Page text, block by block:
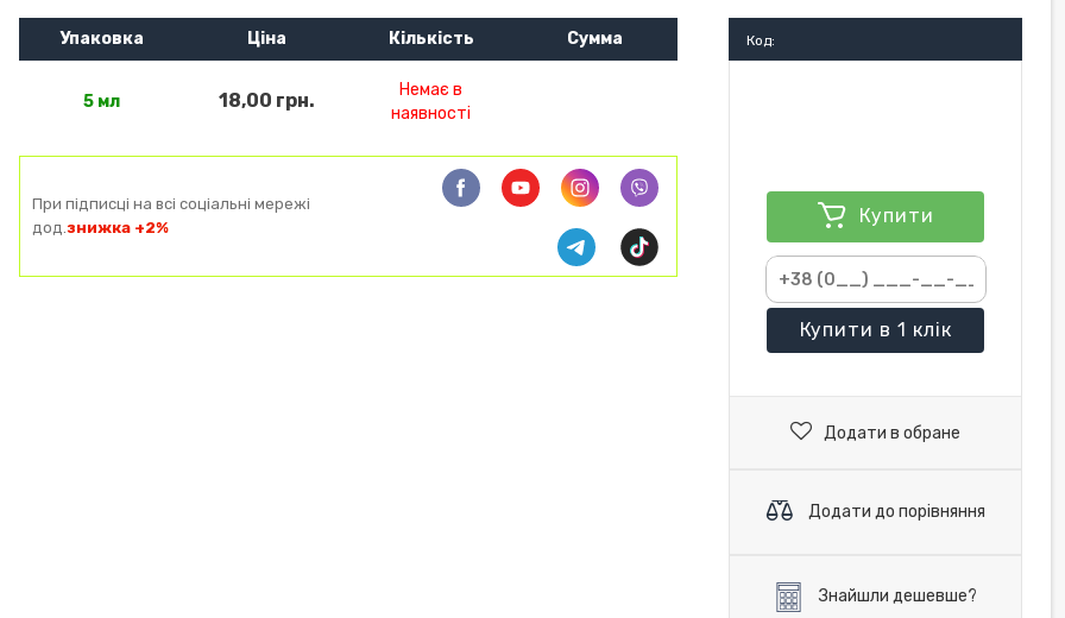
Упаковка Ціна Кількість Сумма
5 мл 18,00 грн.
Немає в
наявності
При підписці на всі соціальні мережі
дод.знижка +2%
Код:
Купити
Купити в 1 клік
Додати в обране
Додати до порівняння
Знайшли дешевше?